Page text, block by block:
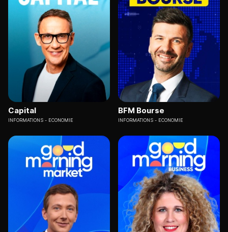
Capital
INFORMATIONS ECONOMIE
BFM Bourse
INFORMATIONS ECONOMIE